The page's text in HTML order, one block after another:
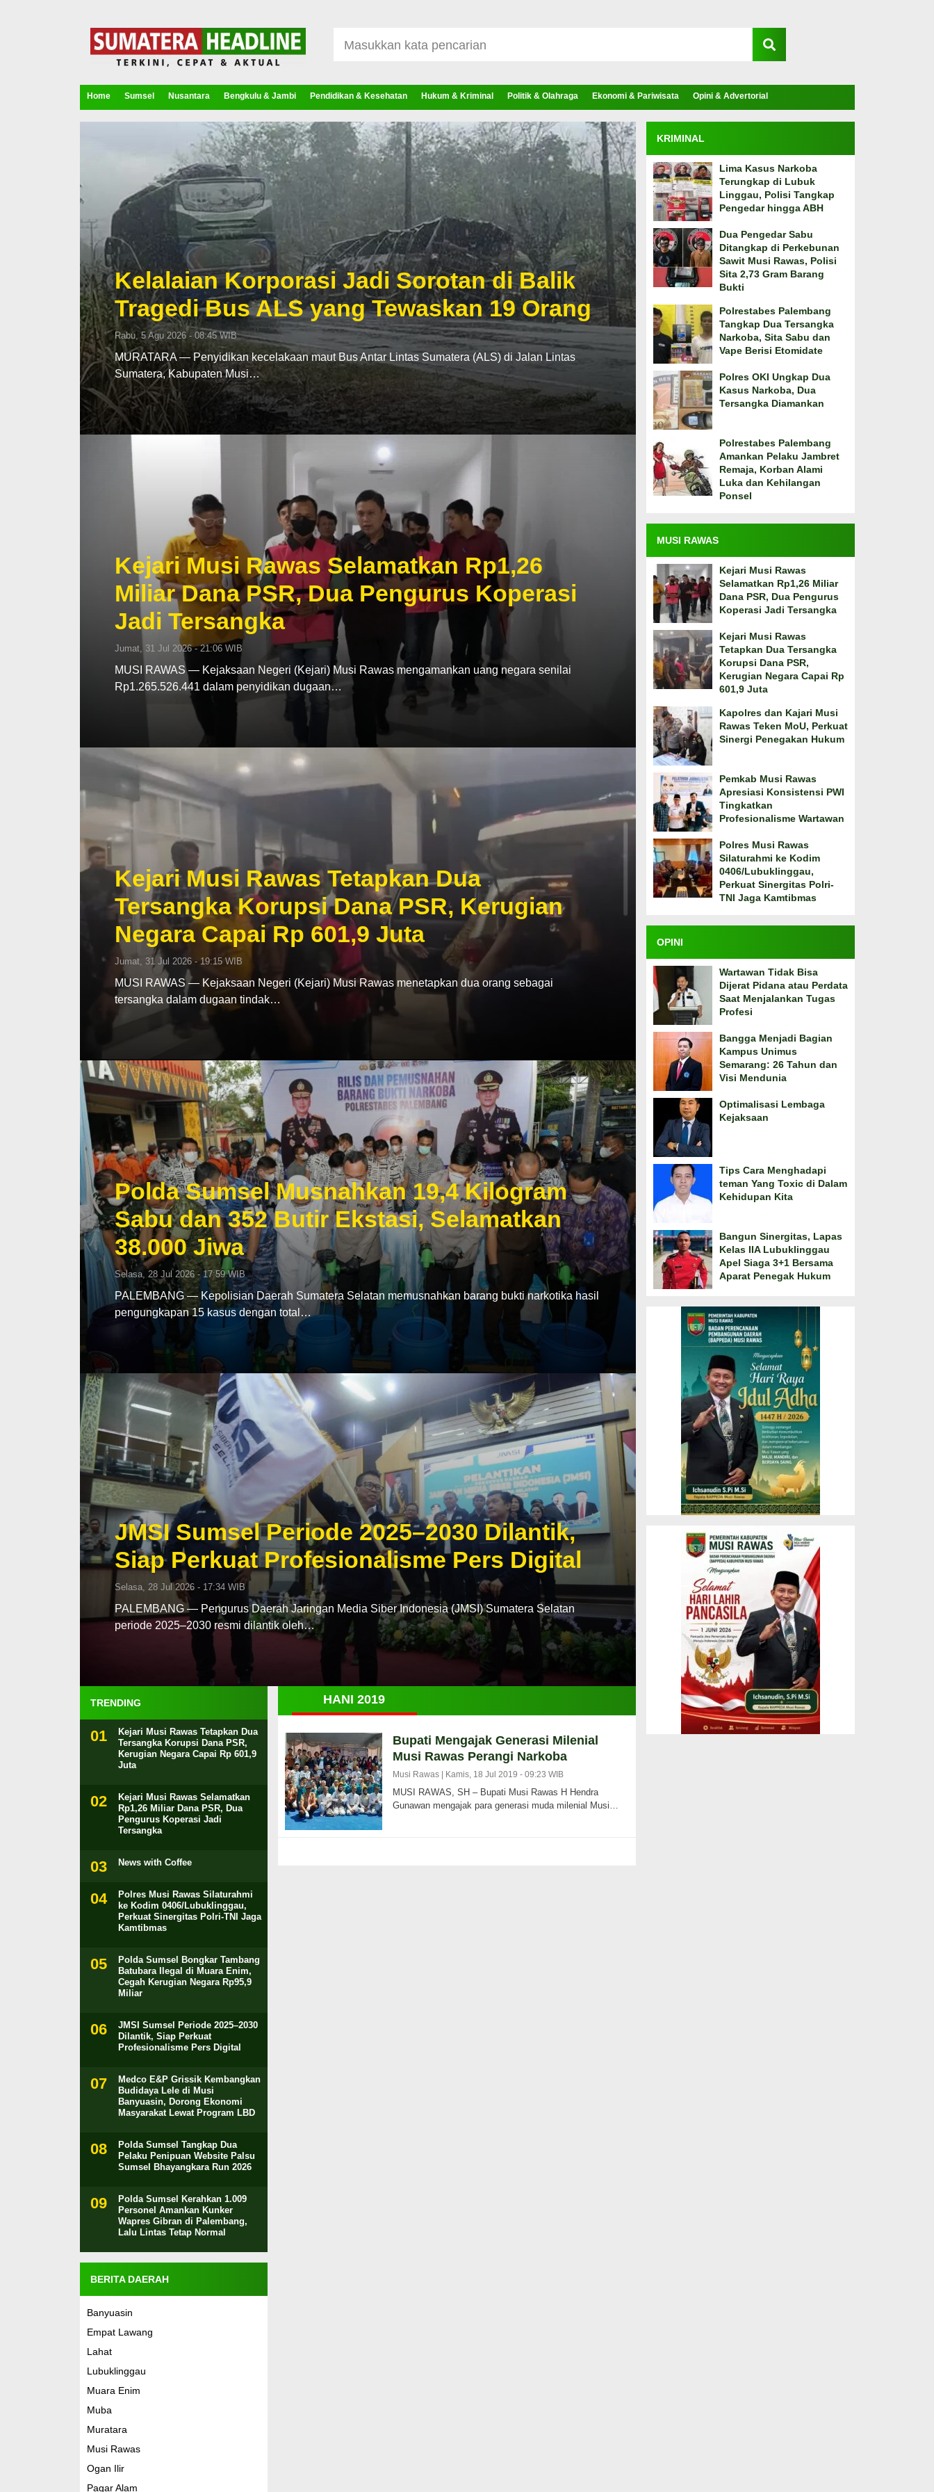
Home Sumsel Nusantara Bengkulu & Jambi Pendidikan & Kesehatan Hukum & Kriminal Politik & Olahraga Ekonomi & Pariwisata Opini & Advertorial
Kelalaian Korporasi Jadi Sorotan di Balik
Tragedi Bus ALS yang Tewaskan 19 Orang
Rabu, 5 Agu 2026 - 08:45 WIB
MURATARA — Penyidikan kecelakaan maut Bus Antar Lintas Sumatera (ALS) di Jalan Lintas
Sumatera, Kabupaten Musi…
Kejari Musi Rawas Selamatkan Rp1,26
Miliar Dana PSR, Dua Pengurus Koperasi
Jadi Tersangka
Jumat, 31 Jul 2026 - 21:06 WIB
MUSI RAWAS — Kejaksaan Negeri (Kejari) Musi Rawas mengamankan uang negara senilai
Rp1.265.526.441 dalam penyidikan dugaan…
Kejari Musi Rawas Tetapkan Dua
Tersangka Korupsi Dana PSR, Kerugian
Negara Capai Rp 601,9 Juta
Jumat, 31 Jul 2026 - 19:15 WIB
MUSI RAWAS — Kejaksaan Negeri (Kejari) Musi Rawas menetapkan dua orang sebagai
tersangka dalam dugaan tindak…
Polda Sumsel Musnahkan 19,4 Kilogram
Sabu dan 352 Butir Ekstasi, Selamatkan
38.000 Jiwa
Selasa, 28 Jul 2026 - 17:59 WIB
PALEMBANG — Kepolisian Daerah Sumatera Selatan memusnahkan barang bukti narkotika hasil
pengungkapan 15 kasus dengan total…
JMSI Sumsel Periode 2025–2030 Dilantik,
Siap Perkuat Profesionalisme Pers Digital
Selasa, 28 Jul 2026 - 17:34 WIB
PALEMBANG — Pengurus Daerah Jaringan Media Siber Indonesia (JMSI) Sumatera Selatan
periode 2025–2030 resmi dilantik oleh…
TRENDING
Kejari Musi Rawas Tetapkan Dua
Tersangka Korupsi Dana PSR,
Kerugian Negara Capai Rp 601,9
Juta
Kejari Musi Rawas Selamatkan
Rp1,26 Miliar Dana PSR, Dua
Pengurus Koperasi Jadi
Tersangka
News with Coffee
Polres Musi Rawas Silaturahmi
ke Kodim 0406/Lubuklinggau,
Perkuat Sinergitas Polri-TNI Jaga
Kamtibmas
Polda Sumsel Bongkar Tambang
Batubara Ilegal di Muara Enim,
Cegah Kerugian Negara Rp95,9
Miliar
JMSI Sumsel Periode 2025–2030
Dilantik, Siap Perkuat
Profesionalisme Pers Digital
Medco E&P Grissik Kembangkan
Budidaya Lele di Musi
Banyuasin, Dorong Ekonomi
Masyarakat Lewat Program LBD
Polda Sumsel Tangkap Dua
Pelaku Penipuan Website Palsu
Sumsel Bhayangkara Run 2026
Polda Sumsel Kerahkan 1.009
Personel Amankan Kunker
Wapres Gibran di Palembang,
Lalu Lintas Tetap Normal
BERITA DAERAH
Banyuasin
Empat Lawang
Lahat
Lubuklinggau
Muara Enim
Muba
Muratara
Musi Rawas
Ogan Ilir
Pagar Alam
HANI 2019
Bupati Mengajak Generasi Milenial
Musi Rawas Perangi Narkoba
Musi Rawas | Kamis, 18 Jul 2019 - 09:23 WIB
MUSI RAWAS, SH – Bupati Musi Rawas H Hendra
Gunawan mengajak para generasi muda milenial Musi…
KRIMINAL
Lima Kasus Narkoba
Terungkap di Lubuk
Linggau, Polisi Tangkap
Pengedar hingga ABH
Dua Pengedar Sabu
Ditangkap di Perkebunan
Sawit Musi Rawas, Polisi
Sita 2,73 Gram Barang
Bukti
Polrestabes Palembang
Tangkap Dua Tersangka
Narkoba, Sita Sabu dan
Vape Berisi Etomidate
Polres OKI Ungkap Dua
Kasus Narkoba, Dua
Tersangka Diamankan
Polrestabes Palembang
Amankan Pelaku Jambret
Remaja, Korban Alami
Luka dan Kehilangan
Ponsel
MUSI RAWAS
Kejari Musi Rawas
Selamatkan Rp1,26 Miliar
Dana PSR, Dua Pengurus
Koperasi Jadi Tersangka
Kejari Musi Rawas
Tetapkan Dua Tersangka
Korupsi Dana PSR,
Kerugian Negara Capai Rp
601,9 Juta
Kapolres dan Kajari Musi
Rawas Teken MoU, Perkuat
Sinergi Penegakan Hukum
Pemkab Musi Rawas
Apresiasi Konsistensi PWI
Tingkatkan
Profesionalisme Wartawan
Polres Musi Rawas
Silaturahmi ke Kodim
0406/Lubuklinggau,
Perkuat Sinergitas Polri-
TNI Jaga Kamtibmas
OPINI
Wartawan Tidak Bisa
Dijerat Pidana atau Perdata
Saat Menjalankan Tugas
Profesi
Bangga Menjadi Bagian
Kampus Unimus
Semarang: 26 Tahun dan
Visi Mendunia
Optimalisasi Lembaga
Kejaksaan
Tips Cara Menghadapi
teman Yang Toxic di Dalam
Kehidupan Kita
Bangun Sinergitas, Lapas
Kelas IIA Lubuklinggau
Apel Siaga 3+1 Bersama
Aparat Penegak Hukum